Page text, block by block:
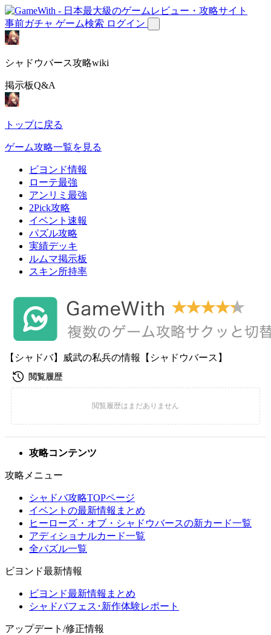
事前ガチャ ゲーム検索 ログイン
シャドウバース攻略wiki
掲示板Q&A
トップに戻る
ゲーム攻略一覧を見る
ビヨンド情報
ローテ最強
アンリミ最強
2Pick攻略
イベント速報
パズル攻略
実績デッキ
ルムマ掲示板
スキン所持率
【シャドバ】威武の私兵の情報【シャドウバース】
攻略コンテンツ
攻略メニュー
シャドバ攻略TOPページ
イベントの最新情報まとめ
ヒーローズ・オブ・シャドウバースの新カード一覧
アディショナルカード一覧
全パズル一覧
ビヨンド最新情報
ビヨンド最新情報まとめ
シャドバフェス･新作体験レポート
アップデート/修正情報